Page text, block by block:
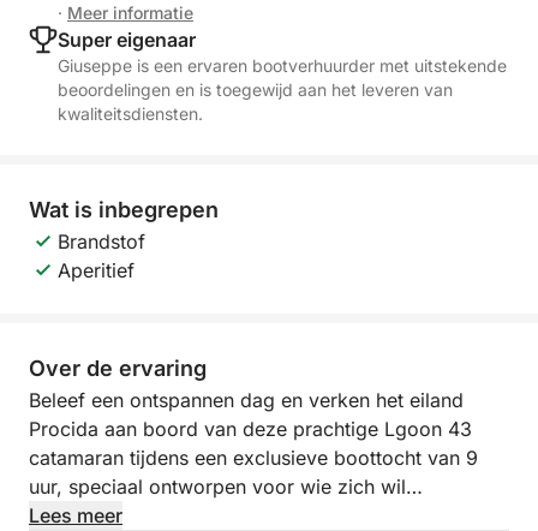
· Meer informatie
Super eigenaar
Giuseppe is een ervaren bootverhuurder met uitstekende
beoordelingen en is toegewijd aan het leveren van
kwaliteitsdiensten.
Wat is inbegrepen
Brandstof
Aperitief
Over de ervaring
Beleef een ontspannen dag en verken het eiland
Procida aan boord van deze prachtige Lgoon 43
catamaran tijdens een exclusieve boottocht van 9
uur, speciaal ontworpen voor wie zich wil
onderdompelen in de authentieke sfeer van de Golf
Lees meer